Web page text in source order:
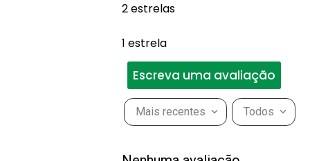
2 estrelas
1 estrela
Escreva uma avaliação
Mais recentes Todos